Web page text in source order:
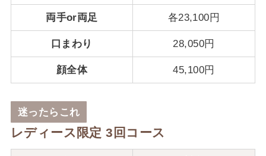
両手or両足 各23,100円
口まわり 28,050円
顔全体 45,100円
迷ったらこれ
レディース限定 3回コース